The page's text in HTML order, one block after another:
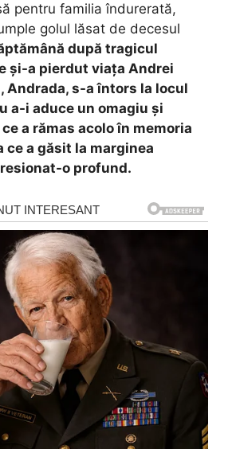
pentru familia îndurerată,
golul lăsat de decesul
după tragicul
și-a pierdut viața Andrei
Andrada, s-a întors la locul
a-i aduce un omagiu și
a rămas acolo în memoria
ce a găsit la marginea
o profund.